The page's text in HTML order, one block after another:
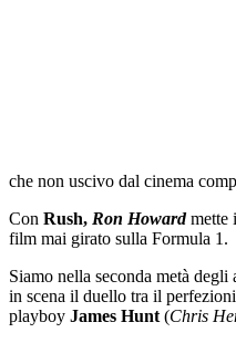
che non uscivo dal cinema
Con Rush, Ron Howardmette
film mai girato sulla Formula 1.
Siamo nella seconda metà
in scena il duello tra il
playboy James Hunt (Chris